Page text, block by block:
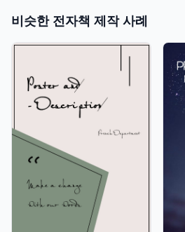
비슷한 전자책 제작 사례